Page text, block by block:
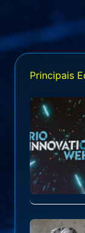
Principais